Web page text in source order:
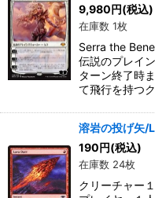
9,980円(税込)
在庫数 1枚
Serra the
伝説のプレイ
ターン終了時
て飛行を持つ
溶岩の投げ矢/
190円(税込)
在庫数 24枚
クリーチャー